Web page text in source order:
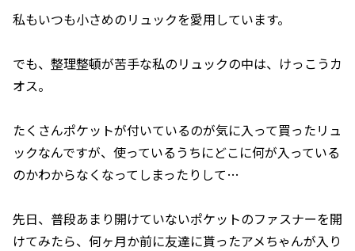
私もいつも小さめのリュックを愛用しています。
でも、整理整頓が苦手な私のリュックの中は、けっこうカ
オス。
たくさんポケットが付いているのが気に入って買ったリュ
ックなんですが、使っているうちにどこに何が入っている
のかわからなくなってしまったりして…
先日、普段あまり開けていないポケットのファスナーを開
けてみたら、何ヶ月か前に友達に貰ったアメちゃんが入り